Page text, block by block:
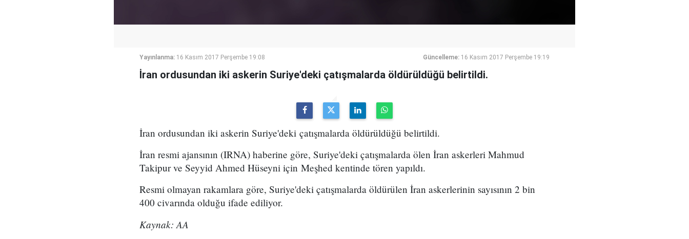
Yayınlanma: 16 Kasım 2017 Perşembe 19:08 Güncelleme: 16 Kasım 2017 Perşembe 19:19
İran ordusundan iki askerin Suriye'deki çatışmalarda öldürüldüğü belirtildi.
İran ordusundan iki askerin Suriye'deki çatışmalarda öldürüldüğü belirtildi.
İran resmi ajansının (IRNA) haberine göre, Suriye'deki çatışmalarda ölen İran askerleri Mahmud
Takipur ve Seyyid Ahmed Hüseyni için Meşhed kentinde tören yapıldı.
Resmi olmayan rakamlara göre, Suriye'deki çatışmalarda öldürülen İran askerlerinin sayısının 2 bin
400 civarında olduğu ifade ediliyor.
Kaynak: AA